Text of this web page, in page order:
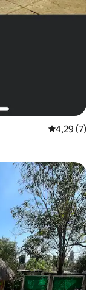
Évaluation
4,29 (7)